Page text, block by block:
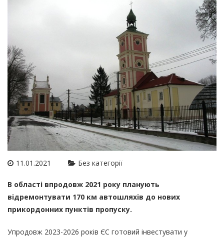
11.01.2021 Без категорії
В області впродовж 2021 року планують
відремонтувати 170 км автошляхів до нових
прикордонних пунктів пропуску.
Упродовж 2023-2026 років ЄС готовий інвестувати у